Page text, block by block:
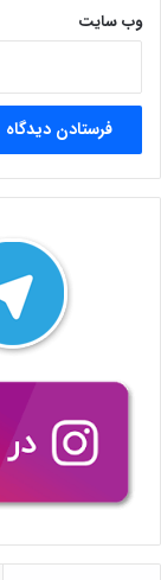
وب‌ سایت